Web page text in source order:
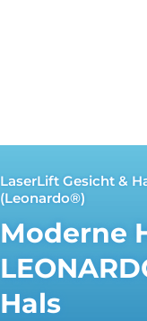
LaserLift Gesicht &
(Leonardo®)
Moderne
Hals